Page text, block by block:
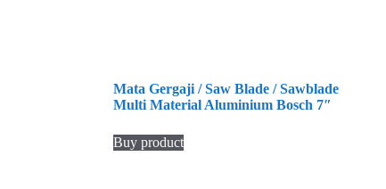
Mata Gergaji / Saw Blade / Sawblade
Multi Material Aluminium Bosch 7″
Buy product